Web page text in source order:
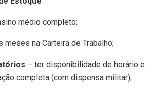
médio completo;
meses na Carteira de Trabalho;
– ter disponibilidade de horário e
completa (com dispensa militar);